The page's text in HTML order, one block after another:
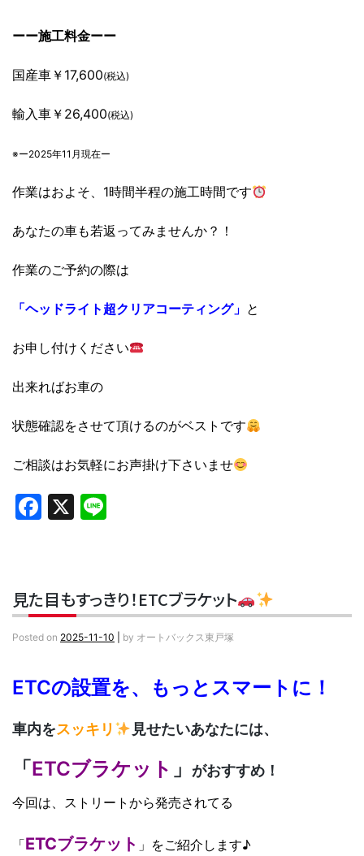
ーー施工料金ーー
国産車￥17,600(税込)
輸入車￥26,400(税込)
※ー2025年11月現在ー
作業はおよそ、1時間半程の施工時間です
あなたの車も若返ってみませんか？！
作業のご予約の際は
「ヘッドライト超クリアコーティング」 と
お申し付けください
出来ればお車の
状態確認をさせて頂けるのがベストです
ご相談はお気軽にお声掛け下さいませ
Facebook
X
見た目もすっきり！ETCブラケット
Posted on 2025-11-10 by オートバックス東戸塚
ETCの設置を、もっとスマートに！
車内をスッキリ 見せたいあなたには、
「ETCブラケット 」 がおすすめ！
今回は、ストリートから発売されてる
「ETCブラケット 」をご紹介します♪